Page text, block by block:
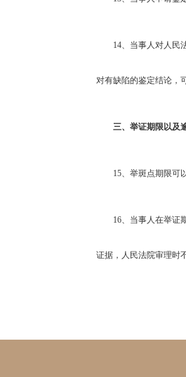
14、当事人对人民
对有缺陷的鉴定结论，
三、举证期限以及
15、举斑点期限可
16、当事人在举证
证据，人民法院审理时